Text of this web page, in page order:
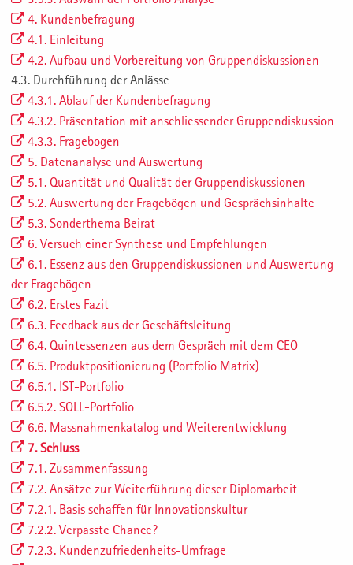
4. Kundenbefragung
4.1. Einleitung
4.2. Aufbau und Vorbereitung von Gruppendiskussionen
4.3. Durchführung der Anlässe
4.3.1. Ablauf der Kundenbefragung
4.3.2. Präsentation mit anschliessender Gruppendiskussion
4.3.3. Fragebogen
5. Datenanalyse und Auswertung
5.1. Quantität und Qualität der Gruppendiskussionen
5.2. Auswertung der Fragebögen und Gesprächsinhalte
5.3. Sonderthema Beirat
6. Versuch einer Synthese und Empfehlungen
6.1. Essenz aus den Gruppendiskussionen und Auswertung
der Fragebögen
6.2. Erstes Fazit
6.3. Feedback aus der Geschäftsleitung
6.4. Quintessenzen aus dem Gespräch mit dem CEO
6.5. Produktpositionierung (Portfolio Matrix)
6.5.1. IST-Portfolio
6.5.2. SOLL-Portfolio
6.6. Massnahmenkatalog und Weiterentwicklung
7. Schluss
7.1. Zusammenfassung
7.2. Ansätze zur Weiterführung dieser Diplomarbeit
7.2.1. Basis schaffen für Innovationskultur
7.2.2. Verpasste Chance?
7.2.3. Kundenzufriedenheits-Umfrage